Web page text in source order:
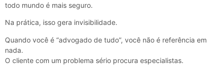
todo mundo é mais seguro.
Na prática, isso gera invisibilidade.
Quando você é “advogado de tudo”, você não é referência em
nada.
O cliente com um problema sério procura especialistas.